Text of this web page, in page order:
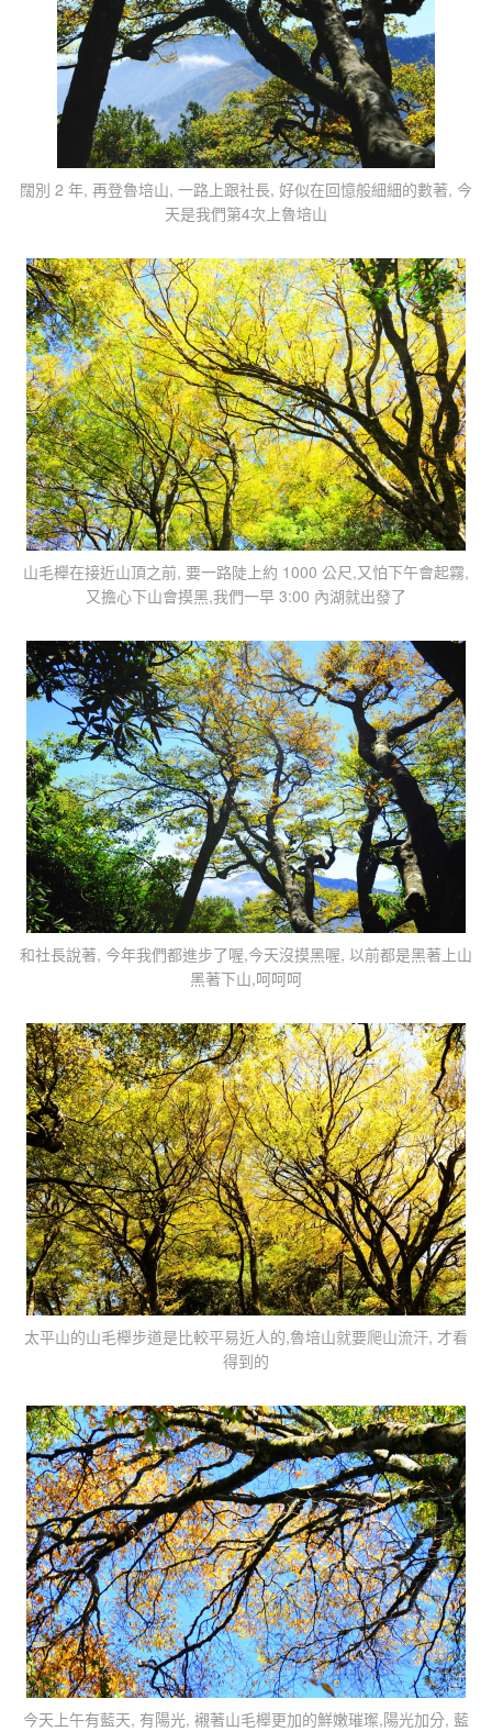
闊別 2 年, 再登魯培山, 一路上跟社長, 好似在回憶般細細的數著, 今
天是我們第4次上魯培山
山毛櫸在接近山頂之前, 要一路陡上約 1000 公尺,又怕下午會起霧,
又擔心下山會摸黑,我們一早 3:00 內湖就出發了
和社長說著, 今年我們都進步了喔,今天沒摸黑喔, 以前都是黑著上山
黑著下山,呵呵呵
太平山的山毛櫸步道是比較平易近人的,魯培山就要爬山流汗, 才看
得到的
今天上午有藍天, 有陽光, 襯著山毛櫸更加的鮮嫩璀璨,陽光加分, 藍